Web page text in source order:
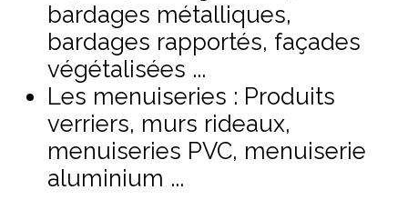
bardages métalliques,
bardages rapportés, façades
végétalisées ...
Les menuiseries : Produits
verriers, murs rideaux,
menuiseries PVC, menuiserie
aluminium ...